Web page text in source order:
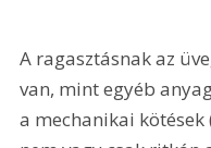
A ragasztásnak az
van, mint egyéb
a mechanikai kötések